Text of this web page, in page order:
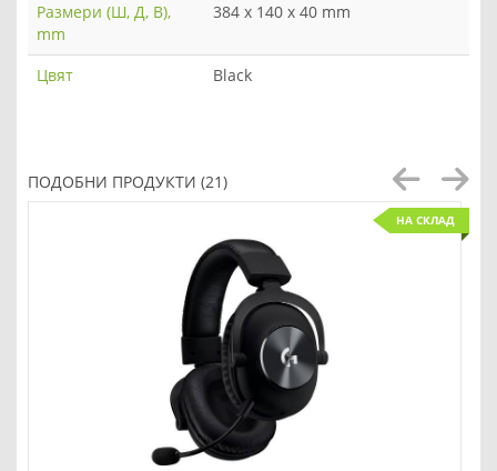
Размери (Ш, Д, В),
mm
384 x 140 x 40 mm
Цвят Black
ПОДОБНИ ПРОДУКТИ (21)
НА СКЛАД